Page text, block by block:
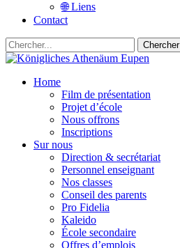
🌐 Liens
Contact
Chercher
Home
Film de présentation
Projet d’école
Nous offrons
Inscriptions
Sur nous
Direction & secrétariat
Personnel enseignant
Nos classes
Conseil des parents
Pro Fidelia
Kaleido
École secondaire
Offres d’emplois